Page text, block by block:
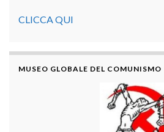
CLICCA QUI
MUSEO GLOBALE DEL COMUNISMO